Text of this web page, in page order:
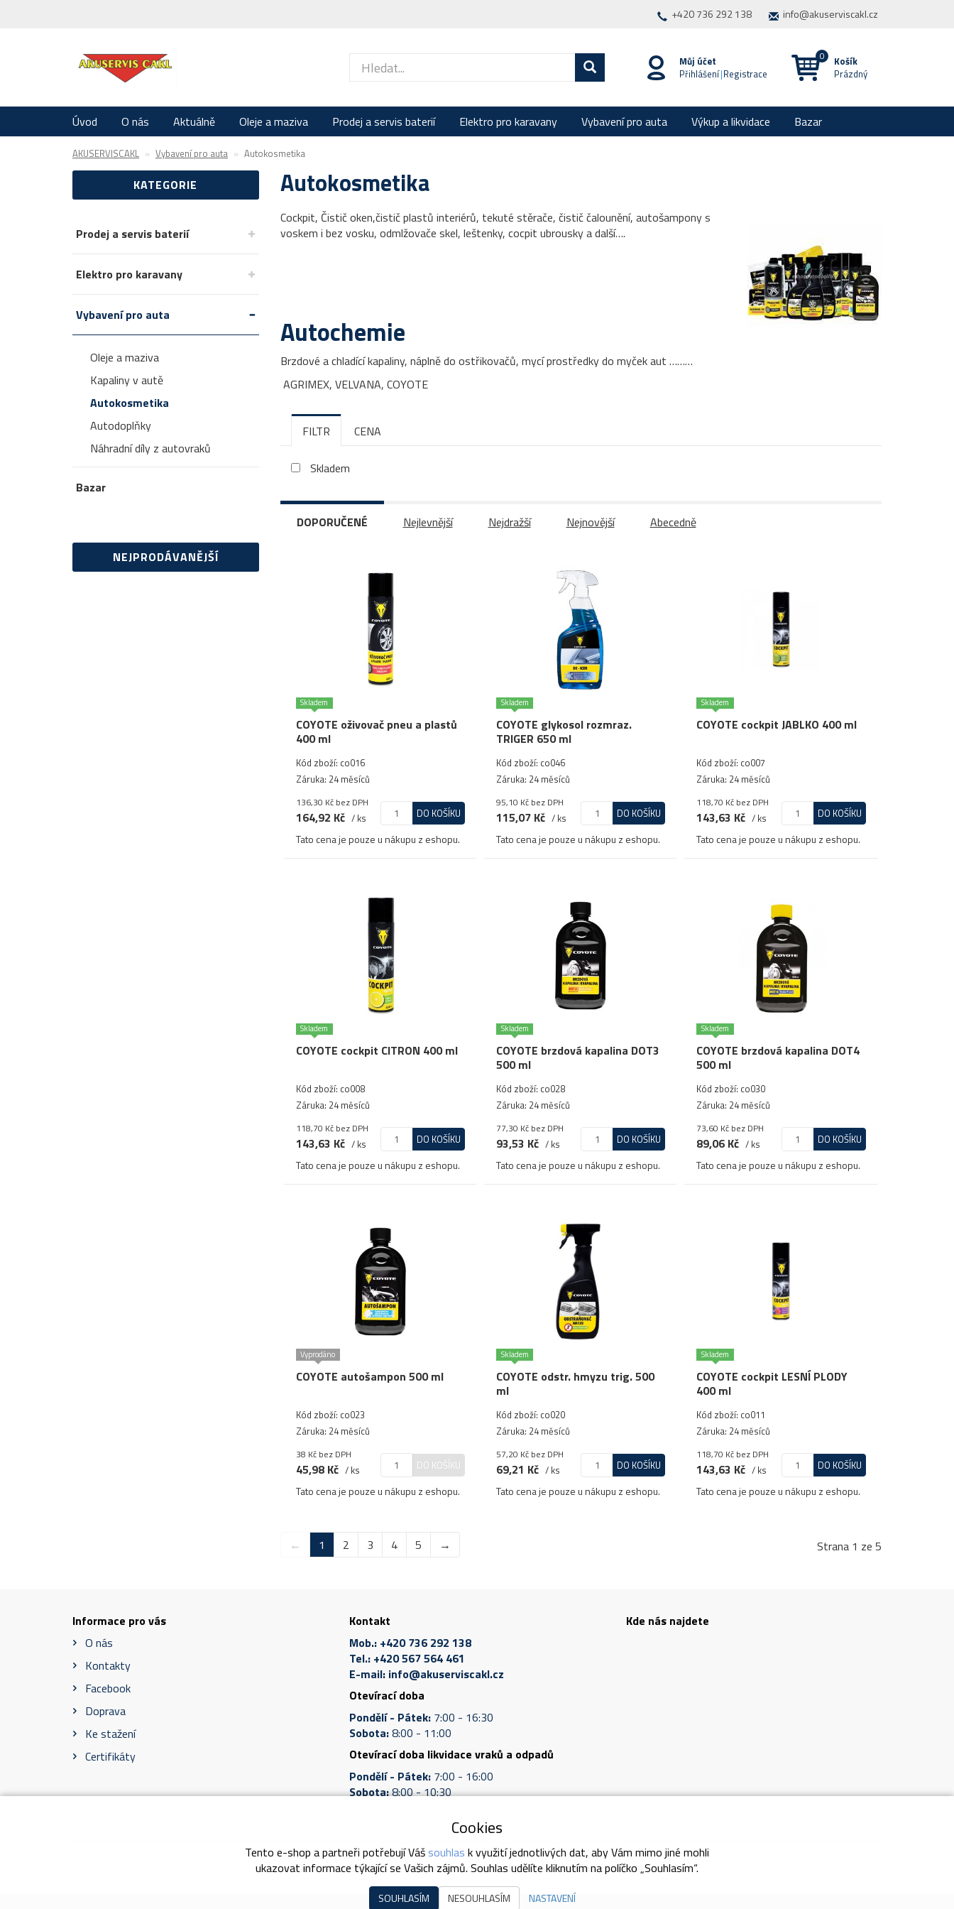
+420 736 292 138 info@akuserviscakl.cz
Můj účet
Přihlášení|Registrace
Košík
Prázdný
Úvod O nás Aktuálně Oleje a maziva Prodej a servis baterií Elektro pro karavany Vybavení pro auta Výkup a likvidace Bazar
AKUSERVISCAKL Vybavení pro auta Autokosmetika
KATEGORIE
Prodej a servis baterií
Elektro pro karavany
Vybavení pro auta
Oleje a maziva
Kapaliny v autě
Autokosmetika
Autodoplňky
Náhradní díly z autovraků
Bazar
NEJPRODÁVANĚJŠÍ
Autokosmetika
Cockpit, Čistič oken,čistič plastů interiérů, tekuté stěrače, čistič čalounění, autošampony s
voskem i bez vosku, odmlžovače skel, leštenky, cocpit ubrousky a další….
Autochemie
Brzdové a chladící kapaliny, náplně do ostřikovačů, mycí prostředky do myček aut ………
AGRIMEX, VELVANA, COYOTE
FILTR CENA
Skladem
DOPORUČENÉ Nejlevnější Nejdražší Nejnovější Abecedně
Skladem
COYOTE oživovač pneu a plastů
400 ml
Kód zboží: co016
Záruka: 24 měsíců
136,30 Kč bez DPH
164,92 Kč / ks DO KOŠÍKU
Tato cena je pouze u nákupu z eshopu.
Skladem
COYOTE glykosol rozmraz.
TRIGER 650 ml
Kód zboží: co046
Záruka: 24 měsíců
95,10 Kč bez DPH
115,07 Kč / ks DO KOŠÍKU
Tato cena je pouze u nákupu z eshopu.
Skladem
COYOTE cockpit JABLKO 400 ml
Kód zboží: co007
Záruka: 24 měsíců
118,70 Kč bez DPH
143,63 Kč / ks DO KOŠÍKU
Tato cena je pouze u nákupu z eshopu.
Skladem
COYOTE cockpit CITRON 400 ml
Kód zboží: co008
Záruka: 24 měsíců
118,70 Kč bez DPH
143,63 Kč / ks DO KOŠÍKU
Tato cena je pouze u nákupu z eshopu.
Skladem
COYOTE brzdová kapalina DOT3
500 ml
Kód zboží: co028
Záruka: 24 měsíců
77,30 Kč bez DPH
93,53 Kč / ks DO KOŠÍKU
Tato cena je pouze u nákupu z eshopu.
Skladem
COYOTE brzdová kapalina DOT4
500 ml
Kód zboží: co030
Záruka: 24 měsíců
73,60 Kč bez DPH
89,06 Kč / ks DO KOŠÍKU
Tato cena je pouze u nákupu z eshopu.
Vyprodáno
COYOTE autošampon 500 ml
Kód zboží: co023
Záruka: 24 měsíců
38 Kč bez DPH
45,98 Kč / ks DO KOŠÍKU
Tato cena je pouze u nákupu z eshopu.
Skladem
COYOTE odstr. hmyzu trig. 500
ml
Kód zboží: co020
Záruka: 24 měsíců
57,20 Kč bez DPH
69,21 Kč / ks DO KOŠÍKU
Tato cena je pouze u nákupu z eshopu.
Skladem
COYOTE cockpit LESNÍ PLODY
400 ml
Kód zboží: co011
Záruka: 24 měsíců
118,70 Kč bez DPH
143,63 Kč / ks DO KOŠÍKU
Tato cena je pouze u nákupu z eshopu.
← 1 2 3 4 5 → Strana 1 ze 5
Informace pro vás
O nás
Kontakty
Facebook
Doprava
Ke stažení
Certifikáty
Kontakt
Mob.: +420 736 292 138
Tel.: +420 567 564 461
E-mail: info@akuserviscakl.cz
Otevírací doba
Pondělí - Pátek: 7:00 - 16:30
Sobota:8:00 - 11:00
Otevírací doba likvidace vraků a odpadů
Pondělí - Pátek: 7:00 - 16:00
Sobota:8:00 - 10:30
Kde nás najdete
Obchodní podmínky Ochrana osobních údajů Reklamační podmínky
Cookies
Tento e-shop a partneři potřebují Váš souhlas k využití jednotlivých dat, aby Vám mimo jiné mohli
ukazovat informace týkající se Vašich zájmů. Souhlas udělíte kliknutím na políčko „Souhlasím“.
SOUHLASÍM NESOUHLASÍM NASTAVENÍ